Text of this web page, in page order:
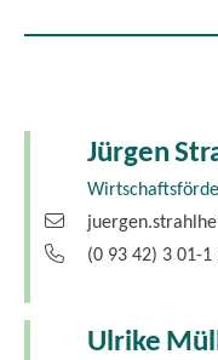
Jürgen
(0 93 42) 3 01-1
Ulrike